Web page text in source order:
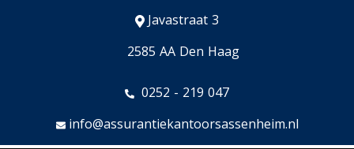
Javastraat 3
2585 AA Den Haag
0252 - 219 047
info@assurantiekantoorsassenheim.nl